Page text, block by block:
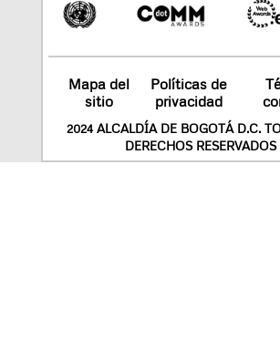
Mapa del
sitio
Políticas de
privacidad
2024 ALCALDÍA DE BOGOTÁ D.C.
DERECHOS RESERVADOS